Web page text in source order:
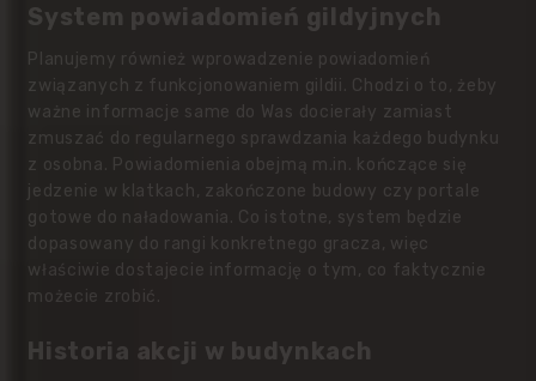
System powiadomień gildyjnych
Planujemy również wprowadzenie powiadomień
związanych z funkcjonowaniem gildii. Chodzi o to, żeby
ważne informacje same do Was docierały zamiast
zmuszać do regularnego sprawdzania każdego budynku
z osobna. Powiadomienia obejmą m.in. kończące się
jedzenie w klatkach, zakończone budowy czy portale
gotowe do naładowania. Co istotne, system będzie
dopasowany do rangi konkretnego gracza, więc
właściwie dostajecie informację o tym, co faktycznie
możecie zrobić.
Historia akcji w budynkach